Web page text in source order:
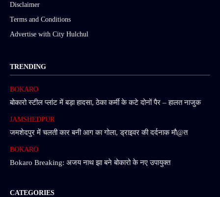
Disclaimer
Terms and Conditions
Advertise with City Hulchul
TRENDING
BOKARO
बोकारो स्टील प्लांट में बड़ा हादसा, ठेका कर्मी के कटे दोनों पैर – हालत नाजुक
JAMSHEDPUR
जमशेदपुर में चलती कार बनी आग का गोला, ड्राइवर की दर्दनाक मौ@त
BOKARO
Bokaro Breaking: अजय नाथ झा बने बोकारो के नए उपायुक्त
CATEGORIES